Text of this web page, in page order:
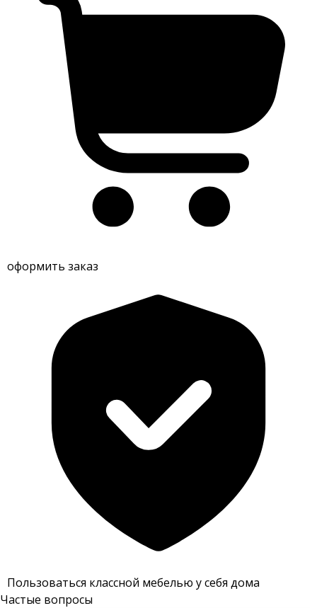
оформить заказ
Пользоваться классной мебелью у себя дома
Частые вопросы